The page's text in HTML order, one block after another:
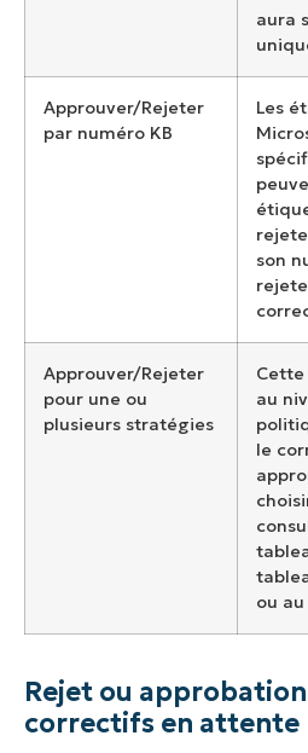
aura
Approuver/Rejeter
par numéro KB
Les
son
Approuver/Rejeter
pour une ou
plusieurs stratégies
au
le
ou
Rejet ou
correctifs en attente